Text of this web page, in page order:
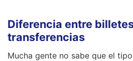
Diferencia entre
transferencias
Mucha gente no sabe que el